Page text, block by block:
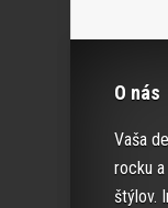
O nás
Vaša
rocku
štýlov.